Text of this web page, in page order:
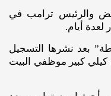
والرئيس ترامب في
لعدة أيام.
بعد نشرها التسجيل
كبير موظفي البيت